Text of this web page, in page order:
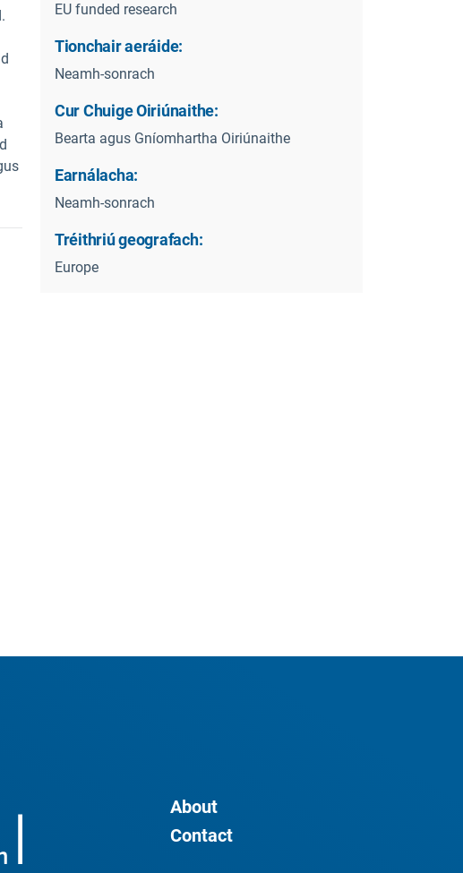
EU funded research
Tionchair aeráide:
Neamh-sonrach
Cur Chuige Oiriúnaithe:
Bearta agus Gníomhartha Oiriúnaithe
Earnálacha:
Neamh-sonrach
Tréithriú geografach:
Europe
About
Contact